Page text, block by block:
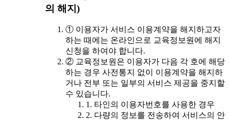
의 해지)
① 이용자가 서비스 이용계약을 해지하고자
하는 때에는 온라인으로 교육정보원에 해지
신청을 하여야 합니다.
② 교육정보원은 이용자가 다음 각 호에 해당
하는 경우 사전통지 없이 이용계약을 해지하
거나 전부 또는 일부의 서비스 제공을 중지할
수 있습니다.
1. 타인의 이용자번호를 사용한 경우
2. 다량의 정보를 전송하여 서비스의 안